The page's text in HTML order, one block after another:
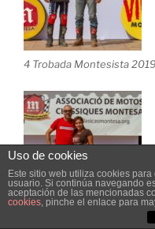
4 Trobada Montesista 2019
4 Trobada Montesista
Uso de cookies
Este sitio web utiliza cookies
usuario. Si continúa navegando
aceptación de las mencionadas
cookies, pinche el enlace para